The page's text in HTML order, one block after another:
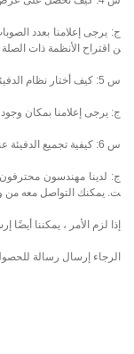
ج: يرجى إعلامنا بعدد
ن اقتراح الأنظمة ذات الصلة
س 5: كيف أختار نظام الدفيئة؟
ج: يرجى إعلامنا بمكان
س 6: كيفية تجميع الدفيئة عند الشراء؟
ج: لدينا مهندسون محترفون
ت. يمكنك التواصل معه من
إذا لزم الأمر ، يمكننا
الرجاء إرسال رسالة